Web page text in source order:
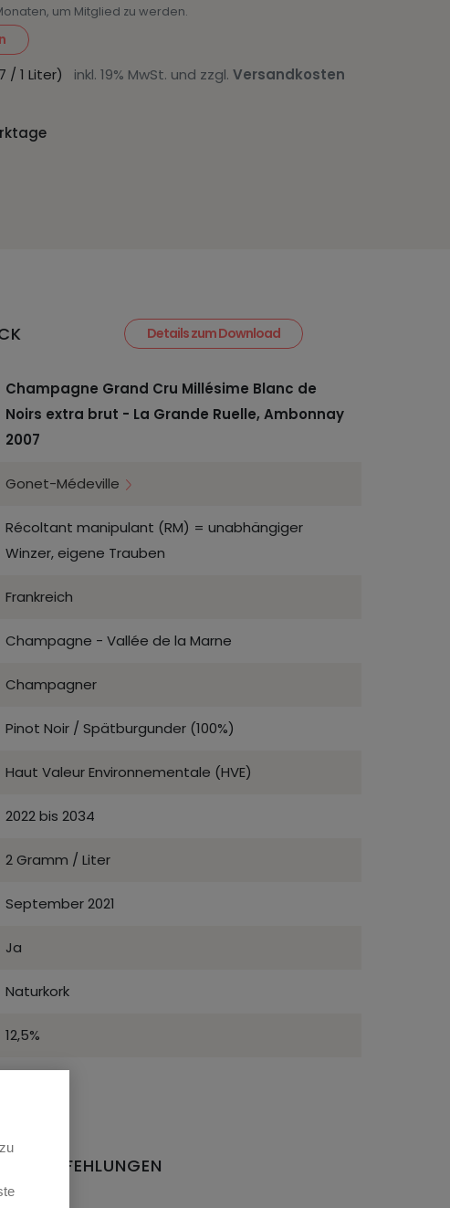
um Mitglied zu werden.
/ 1 Liter) inkl. 19% MwSt. und zzgl. Versandkosten
Details zum Download
Champagne Grand Cru Millésime Blanc de
Noirs extra brut - La Grande Ruelle, Ambonnay
2007
Gonet-Médeville
Récoltant manipulant (RM) = unabhängiger
Winzer, eigene Trauben
Frankreich
Champagne - Vallée de la Marne
Champagner
Pinot Noir / Spätburgunder (100%)
Haut Valeur Environnementale (HVE)
2022 bis 2034
2 Gramm / Liter
September 2021
Ja
Naturkork
12,5%